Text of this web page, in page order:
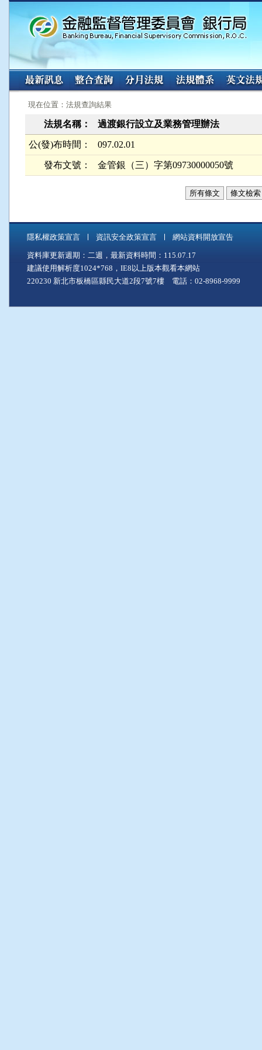
:::
現在位置：法規查詢結果
法規名稱： 過渡銀行設立及業務管理辦法
公(發)布時間： 097.02.01
發布文號： 金管銀（三）字第09730000050號
所有條文 條文檢索
隱私權政策宣言 資訊安全政策宣言 網站資料開放宣告
資料庫更新週期：二週，最新資料時間：115.07.17
建議使用解析度1024*768，IE8以上版本觀看本網站
220230 新北市板橋區縣民大道2段7號7樓 電話：02-8968-9999